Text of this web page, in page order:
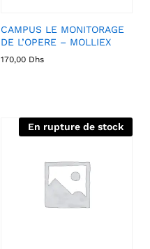
CAMPUS LE MONITORAGE
DE L’OPERE – MOLLIEX
170,00 Dhs
En rupture de stock